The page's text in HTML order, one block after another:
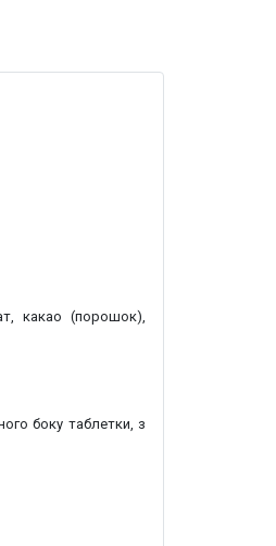
какао (порошок),
боку таблетки, з